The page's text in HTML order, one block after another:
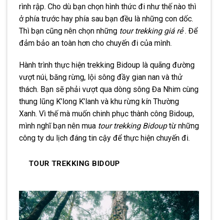
rình rập. Cho dù bạn chọn hình thức đi như thế nào thì
ở phía trước hay phía sau bạn đều là những con dốc.
Thì bạn cũng nên chọn những tour trekking giá rẻ. Để
đảm bảo an toàn hơn cho chuyến đi của mình.
Hành trình thực hiện trekking Bidoup là quãng đường
vượt núi, băng rừng, lội sông đầy gian nan và thử
thách. Bạn sẽ phải vượt qua dòng sông Đa Nhim cùng
thung lũng K’long K’lanh và khu rừng kín Thường
Xanh. Vì thế mà muốn chinh phục thành công Bidoup,
mình nghĩ bạn nên mua tour trekking Bidouptừ những
công ty du lịch đáng tin cậy để thực hiện chuyến đi.
TOUR TREKKING BIDOUP